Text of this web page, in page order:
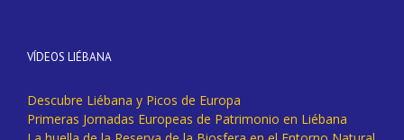
VÍDEOS LIÉBANA
Descubre Liébana y Picos de Europa
Primeras Jornadas Europeas de Patrimonio en Liébana